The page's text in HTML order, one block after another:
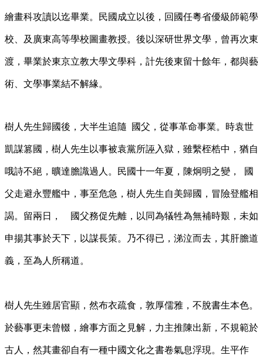
繪畫科攻讀以迄畢業。民國成立以後，回國任粵省優級師範學
校、及廣東高等學校圖畫教授。後以深研世界文學，曾再次東
渡，畢業於東京立教大學文學科，計先後東留十餘年，都與藝
術、文學事業結不解緣。
樹人先生歸國後，大半生追隨 國父，從事革命事業。時袁世
凱謀篡國，樹人先生以事被袁黨所誣入獄，雖繫桎梏中，猶自
哦詩不絕，曠達膽識過人。民國十一年夏，陳炯明之變， 國
父走避永豐艦中，事至危急，樹人先生自美歸國，冒險登艦相
謁。留兩日， 國父務促先離，以同為犠牲為無補時艱，未如
申揚其事於天下，以謀長策。乃不得已，涕泣而去，其肝膽道
義，至為人所稱道。
樹人先生雖居官顯，然布衣疏食，敦厚儒雅，不脫書生本色。
於藝事更未曾輟，繪事方面之見解，力主推陳出新，不規範於
古人，然其畫卻自有一種中國文化之書卷氣息浮現。生平作